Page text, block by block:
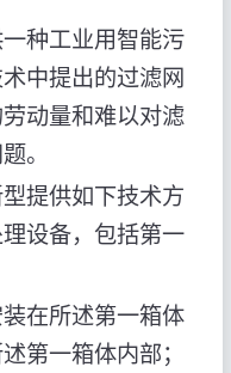
种工业用智能污
中提出的过滤网
动量和难以对滤
。
提供如下技术方
设备，包括第一
在所述第一箱体
第一箱体内部；